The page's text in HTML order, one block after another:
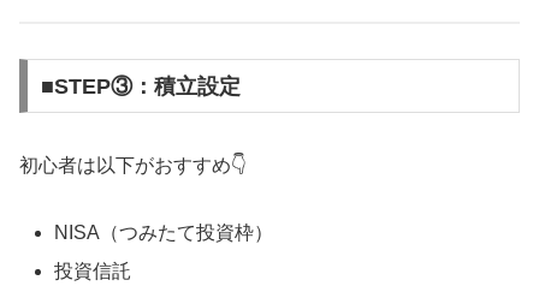
■STEP③：積立設定
初心者は以下がおすすめ👇
NISA（つみたて投資枠）
投資信託